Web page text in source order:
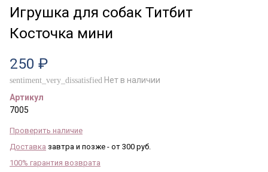
Игрушка для собак Титбит
Косточка мини
250 ₽
sentiment_very_dissatisfied Нет в наличии
Артикул
7005
Проверить наличие
Доставка завтра и позже - от 300 руб.
100% гарантия возврата